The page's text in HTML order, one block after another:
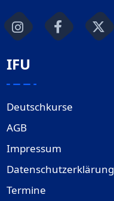
IFU
Deutschkurse
AGB
Impressum
Datenschutzerklärung
Termine